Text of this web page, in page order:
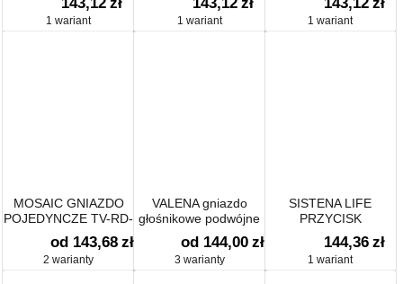
1 wariant 1 wariant 1 wariant
MOSAIC GNIAZDO
POJEDYNCZE TV-RD-
SAT GWIAZDA
od 143,68 zł
2 warianty
VALENA gniazdo
głośnikowe podwójne
od 144,00 zł
3 warianty
SISTENA LIFE
PRZYCISK
PODWÓJNY
PRZEŁĄCZNY 10A-
250V~
144,36 zł
1 wariant